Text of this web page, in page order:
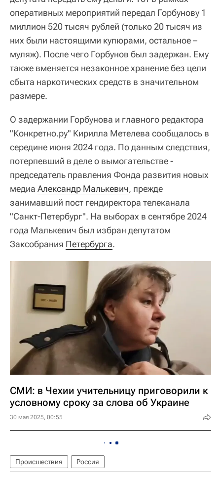
оперативных мероприятий передал Горбунову 1
миллион 520 тысяч рублей (только 20 тысяч из
них были настоящими купюрами, остальное –
муляж). После чего Горбунов был задержан. Ему
также вменяется незаконное хранение без цели
сбыта наркотических средств в значительном
размере.
О задержании Горбунова и главного редактора
"Конкретно.ру" Кирилла Метелева сообщалось в
середине июня 2024 года. По данным следствия,
потерпевший в деле о вымогательстве -
председатель правления Фонда развития новых
медиа Александр Малькевич, прежде
занимавший пост гендиректора телеканала
"Санкт-Петербург". На выборах в сентябре 2024
года Малькевич был избран депутатом
Заксобрания Петербурга.
СМИ: в Чехии учительницу приговорили к
условному сроку за слова об Украине
30 мая 2025, 00:55
Происшествия Россия